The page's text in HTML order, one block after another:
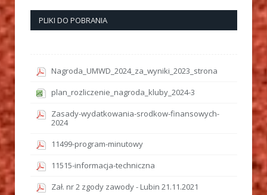
PLIKI DO POBRANIA
Nagroda_UMWD_2024_za_wyniki_2023_strona
plan_rozliczenie_nagroda_kluby_2024-3
Zasady-wydatkowania-srodkow-finansowych-
2024
11499-program-minutowy
11515-informacja-techniczna
Zał. nr 2 zgody zawody - Lubin 21.11.2021